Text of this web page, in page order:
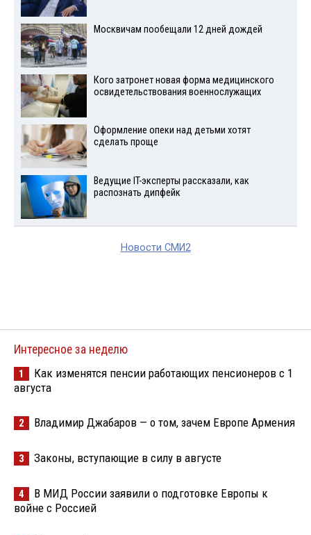
Москвичам пообещали 12 дней дождей
Кого затронет новая форма медицинского
освидетельствования военнослужащих
Оформление опеки над детьми хотят
сделать проще
Ведущие IT-эксперты рассказали, как
распознать дипфейк
Новости СМИ2
Интересное за неделю
1
Как изменятся пенсии работающих пенсионеров с 1
августа
2 Владимир Джабаров — о том, зачем Европе Армения
3 Законы, вступающие в силу в августе
4
В МИД России заявили о подготовке Европы к
войне с Россией